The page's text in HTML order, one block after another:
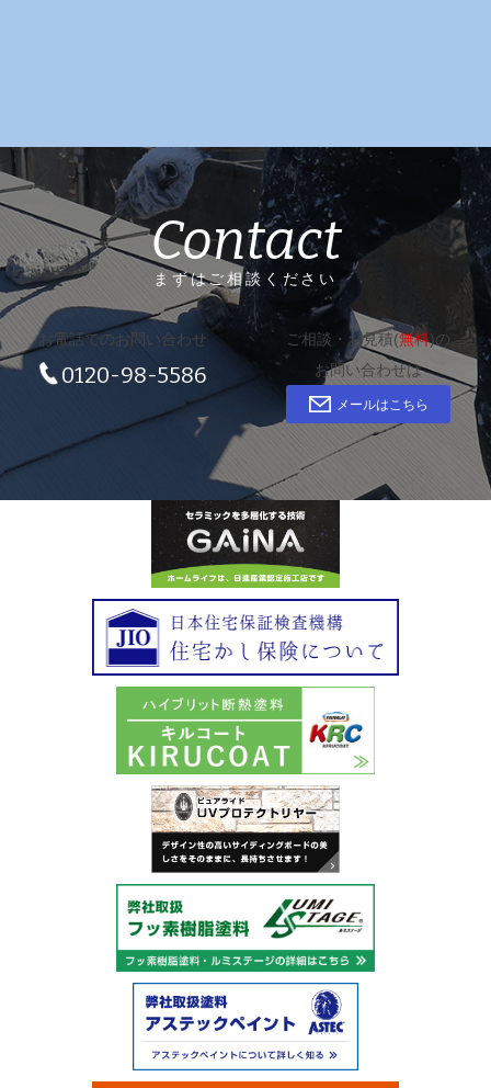
Contact
まずはご相談ください
お電話でのお問い合わせ
0120-98-5586
ご相談・お見積(無料)の
お問い合わせは
メールはこちら